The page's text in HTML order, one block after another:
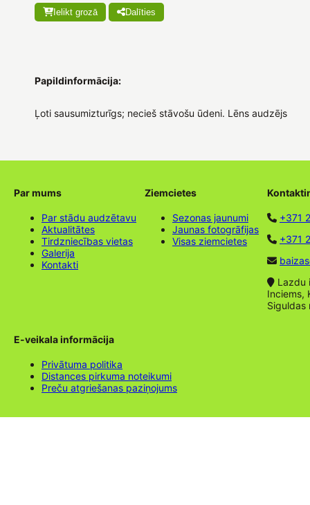
Ielikt grozā Dalīties
Papildinformācija:
Ļoti sausumizturīgs; necieš stāvošu ūdeni. Lēns audzējs
Par mums
Par stādu audzētavu
Aktualitātes
Tirdzniecības vietas
Galerija
Kontakti
Ziemcietes
Sezonas jaunumi
Jaunas fotogrāfijas
Visas ziemcietes
+371
+371
Lazdu
Inciems,
Siguldas
E-veikala informācija
Privātuma politika
Distances pirkuma noteikumi
Preču atgriešanas paziņojums